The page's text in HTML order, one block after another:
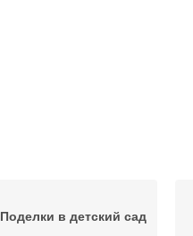
Поделки в детский сад